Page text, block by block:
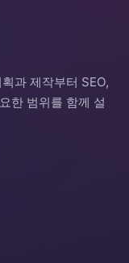
과 제작부터 SEO,
한 범위를 함께 설